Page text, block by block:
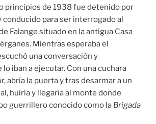
principios de 1938 fue detenido por
conducido para ser interrogado al
Falange situado en la antigua Casa
Mientras esperaba el
una conversación y
iban a ejecutar. Con una cuchara
abría la puerta y tras desarmar a un
huiría y llegaría al monte donde
guerrillero conocido como la Brigada